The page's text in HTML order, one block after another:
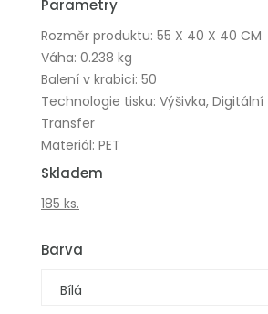
Parametry
Rozměr produktu: 55 X 40 X 40 CM
Váha: 0.238 kg
Balení v krabici: 50
Technologie tisku: Výšivka,
Transfer
Materiál: PET
Skladem
185 ks.
Barva
Bílá